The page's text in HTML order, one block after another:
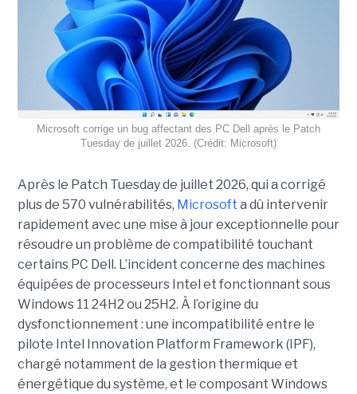
Microsoft corrige un bug affectant des PC Dell après le Patch
Tuesday de juillet 2026. (Crédit: Microsoft)
Après le Patch Tuesday de juillet 2026, qui a corrigé
plus de 570 vulnérabilités, Microsoft a dû intervenir
rapidement avec une mise à jour exceptionnell e pour
résoudre un problème de compatibilité touchant
certains PC Dell. L’incident concerne des machines
équipées de processeurs Intel et fonctionnant sous
Windows 11 24H2 ou 25H2. À l’origine du
dysfonctionnement : une incompatibilité entre le
pilote Intel Innovation Platform Framework (IPF),
chargé notamment de la gestion thermique et
énergétique du système, et le composant Windows